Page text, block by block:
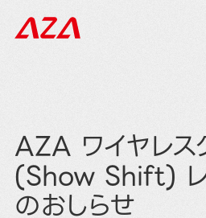
AZA ワイヤレス
(Show Shift)
のおしらせ